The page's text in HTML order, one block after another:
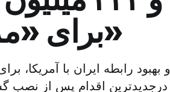
برای «مرگ بر آمریکا»
رابطه ایران با آمریکا،
اقدام پس از نصب